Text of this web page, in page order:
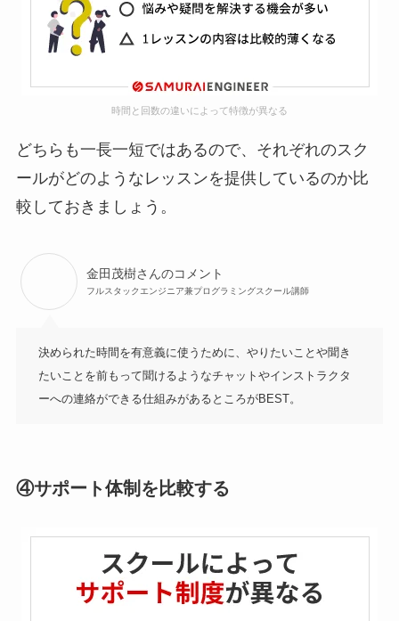
時間と回数の違いによって特徴が異なる
どちらも一長一短ではあるので、それぞれのスク
ールがどのようなレッスンを提供しているのか比
較しておきましょう。
金田茂樹さんのコメント
フルスタックエンジニア兼プログラミングスクール講師
決められた時間を有意義に使うために、やりたいことや聞き
たいことを前もって聞けるようなチャットやインストラクタ
ーへの連絡ができる仕組みがあるところがBEST。
④サポート体制を比較する